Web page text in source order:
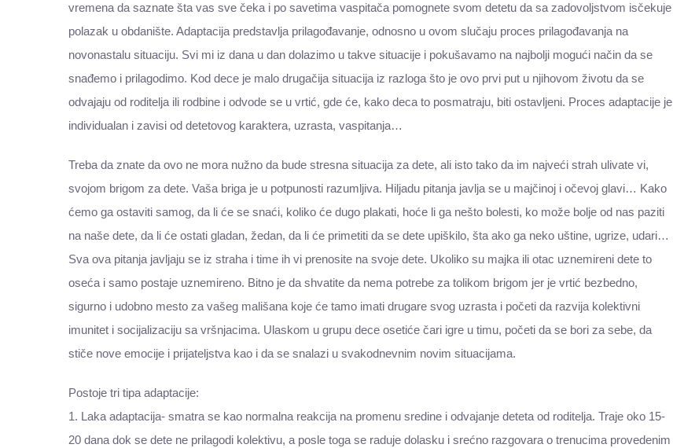
vremena da saznate šta vas sve čeka i po savetima vaspitača pomognete svom detetu da sa zadovoljstvom isčekuje
polazak u obdanište. Adaptacija predstavlja prilagođavanje, odnosno u ovom slučaju proces prilagođavanja na
novonastalu situaciju. Svi mi iz dana u dan dolazimo u takve situacije i pokušavamo na najbolji mogući način da se
snađemo i prilagodimo. Kod dece je malo drugačija situacija iz razloga što je ovo prvi put u njihovom životu da se
odvajaju od roditelja ili rodbine i odvode se u vrtić, gde će, kako deca to posmatraju, biti ostavljeni. Proces adaptacije je
individualan i zavisi od detetovog karaktera, uzrasta, vaspitanja…
Treba da znate da ovo ne mora nužno da bude stresna situacija za dete, ali isto tako da im najveći strah ulivate vi,
svojom brigom za dete. Vaša briga je u potpunosti razumljiva. Hiljadu pitanja javlja se u majčinoj i očevoj glavi… Kako
ćemo ga ostaviti samog, da li će se snaći, koliko će dugo plakati, hoće li ga nešto bolesti, ko može bolje od nas paziti
na naše dete, da li će ostati gladan, žedan, da li će primetiti da se dete upiškilo, šta ako ga neko uštine, ugrize, udari…
Sva ova pitanja javljaju se iz straha i time ih vi prenosite na svoje dete. Ukoliko su majka ili otac uznemireni dete to
oseća i samo postaje uznemireno. Bitno je da shvatite da nema potrebe za tolikom brigom jer je vrtić bezbedno,
sigurno i udobno mesto za vašeg mališana koje će tamo imati drugare svog uzrasta i početi da razvija kolektivni
imunitet i socijalizaciju sa vršnjacima. Ulaskom u grupu dece osetiće čari igre u timu, početi da se bori za sebe, da
stiče nove emocije i prijateljstva kao i da se snalazi u svakodnevnim novim situacijama.
Postoje tri tipa adaptacije:
1. Laka adaptacija- smatra se kao normalna reakcija na promenu sredine i odvajanje deteta od roditelja. Traje oko 15-
20 dana dok se dete ne prilagodi kolektivu, a posle toga se raduje dolasku i srećno razgovara o trenucima provedenim